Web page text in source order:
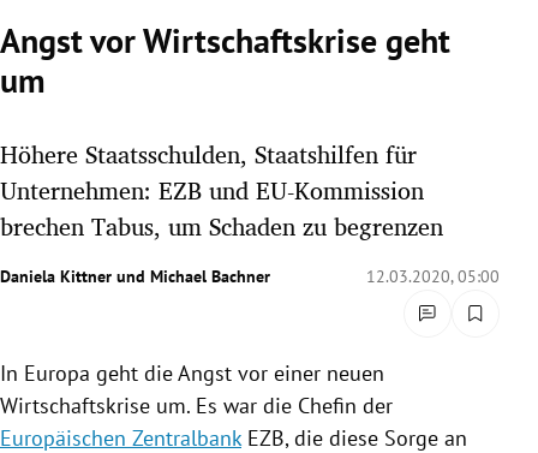
Untermenü
Untermenü
Untermenü
Untermenü
Untermenü
Untermenü
Angst vor Wirtschaftskrise geht
um
Höhere Staatsschulden, Staatshilfen für
Unternehmen: EZB und EU-Kommission
brechen Tabus, um Schaden zu begrenzen
Daniela Kittner und Michael Bachner 12.03.2020, 05:00
In Europa geht die Angst vor einer neuen
Wirtschaftskrise um. Es war die Chefin der
Europäischen Zentralbank EZB, die diese Sorge an